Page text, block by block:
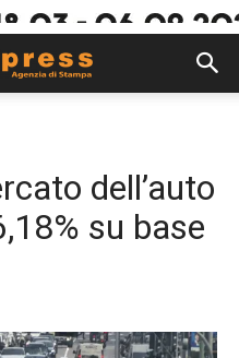
dell’auto
su base